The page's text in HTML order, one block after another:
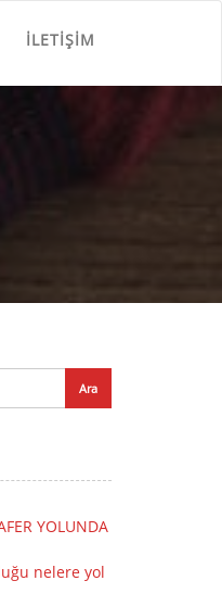
İLETIŞIM
YOLUNDA
nelere yol